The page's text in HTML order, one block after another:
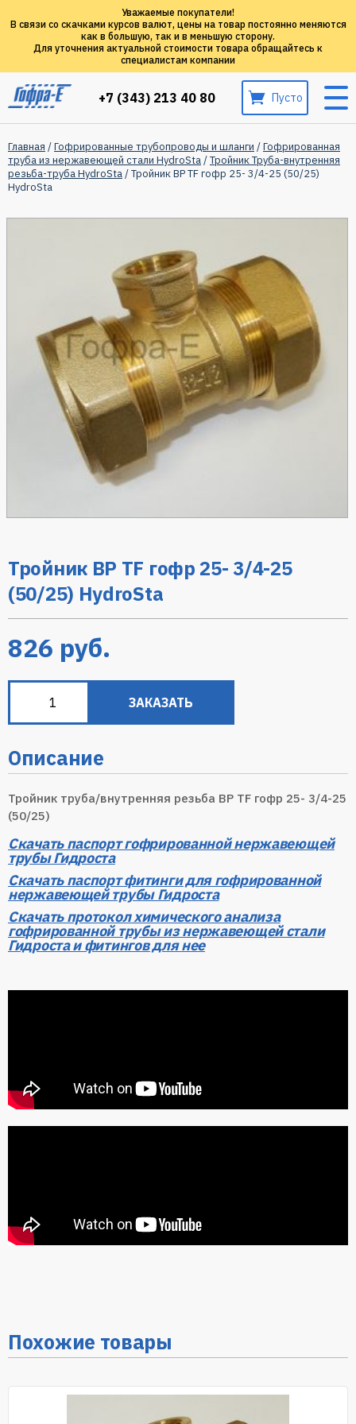
Уважаемые покупатели!
В связи со скачками курсов валют, цены на товар постоянно меняются
как в большую, так и в меньшую сторону.
Для уточнения актуальной стоимости товара обращайтесь к
специалистам компании
+7 (343) 213 40 80 Пусто
Главная /Гофрированные трубопроводы и шланги /Гофрированная
труба из нержавеющей стали HydroSta/Тройник Труба-внутренняя
резьба-труба HydroSta/ Тройник ВР TF гофр 25- 3/4-25 (50/25)
HydroSta
Тройник ВР TF гофр 25- 3/4-25
(50/25) HydroSta
826 руб.
ЗАКАЗАТЬ
Описание
Тройник труба/внутренняя резьба ВР TF гофр 25- 3/4-25
(50/25)
Скачать паспорт гофрированной нержавеющей
трубы Гидроста
Скачать паспорт фитинги для гофрированной
нержавеющей трубы Гидроста
Скачать протокол химического анализа
гофрированной трубы из нержавеющей стали
Гидроста и фитингов для нее
Похожие товары